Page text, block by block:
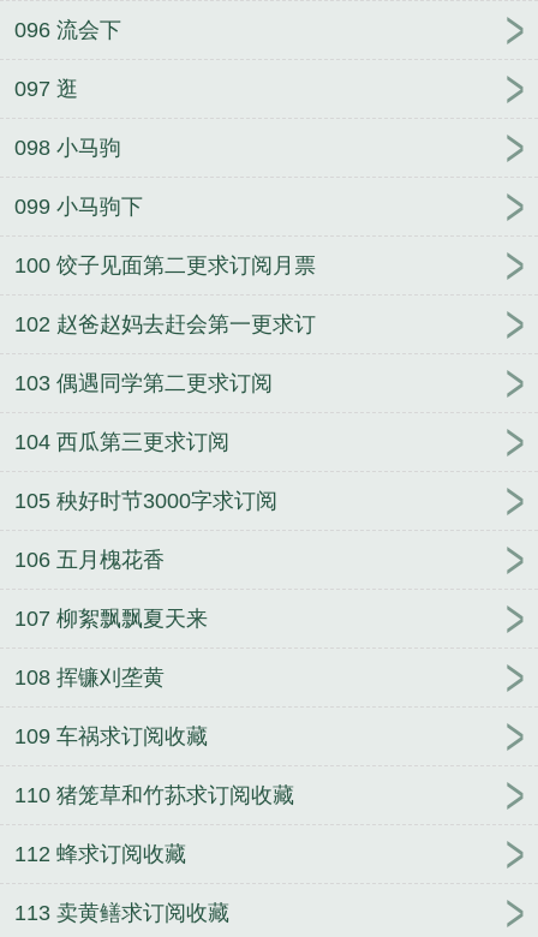
096 流会下
097 逛
098 小马驹
099 小马驹下
100 饺子见面第二更求订阅月票
102 赵爸赵妈去赶会第一更求订
103 偶遇同学第二更求订阅
104 西瓜第三更求订阅
105 秧好时节3000字求订阅
106 五月槐花香
107 柳絮飘飘夏天来
108 挥镰刈垄黄
109 车祸求订阅收藏
110 猪笼草和竹荪求订阅收藏
112 蜂求订阅收藏
113 卖黄鳝求订阅收藏